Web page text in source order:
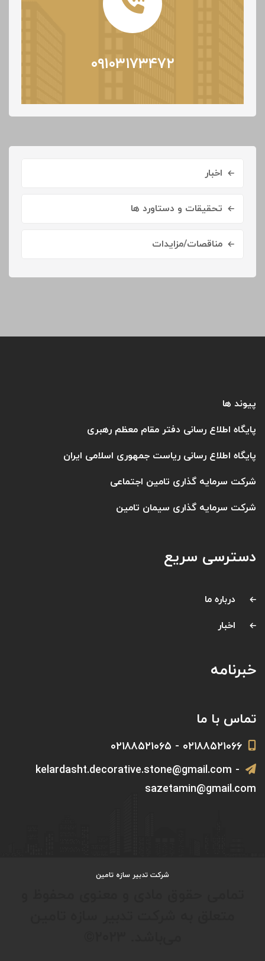
۰۹۱۰۳۱۷۳۴۷۲
اخبار
تحقیقات و دستاورد ها
مناقصات/مزایدات
پیوند ها
پایگاه اطلاع رسانی دفتر مقام معظم رهبری
پایگاه اطلاع رسانی ریاست جمهوری اسلامی ایران
شرکت سرمایه گذاری تامین اجتماعی
شرکت سرمایه گذاری سیمان تامین
دسترسی سریع
درباره ما
اخبار
خبرنامه
تماس با ما
۰۲۱۸۸۵۲۱۰۶۶ - ۰۲۱۸۸۵۲۱۰۶۵
kelardasht.decorative.stone@gmail.com -
sazetamin@gmail.com
شرکت تدبیر سازه تامین